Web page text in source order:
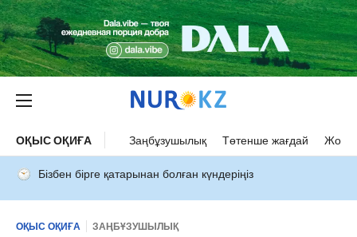
ОҚЫС ОҚИҒА Заңбұзушылық Төтенше жағдай Жол
Бізбен бірге қатарынан болған күндеріңіз
ОҚЫС ОҚИҒА ЗАҢБҰЗУШЫЛЫҚ